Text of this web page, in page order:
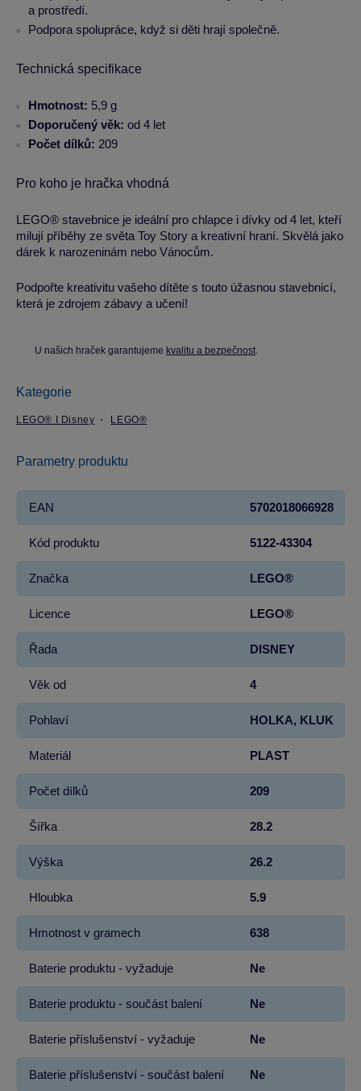
a prostředí.
Podpora spolupráce, když si děti hrají společně.
Technická specifikace
Hmotnost: 5,9 g
Doporučený věk: od 4 let
Počet dílků: 209
Pro koho je hračka vhodná
LEGO® stavebnice je ideální pro chlapce i dívky od 4 let, kteří
milují příběhy ze světa Toy Story a kreativní hraní. Skvělá jako
dárek k narozeninám nebo Vánocům.
Podpořte kreativitu vašeho dítěte s touto úžasnou stavebnicí,
která je zdrojem zábavy a učení!
U našich hraček garantujeme kvalitu a bezpečnost
Kategorie
LEGO® I Disney LEGO®
Parametry produktu
EAN 5702018066928
Kód produktu 5122-43304
Značka LEGO®
Licence LEGO®
Řada DISNEY
Věk od 4
Pohlaví HOLKA, KLUK
Materiál PLAST
Počet dílků 209
Šířka 28.2
Výška 26.2
Hloubka 5.9
Hmotnost v gramech 638
Baterie produktu - vyžaduje Ne
Baterie produktu - součást balení Ne
Baterie příslušenství - vyžaduje Ne
Baterie příslušenství - součást balení Ne